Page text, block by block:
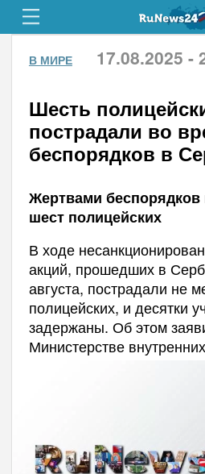
В МИРЕ 17.08.2025 -
Шесть
пострадали во
беспорядков в
Жертвами беспорядков
шест полицейских
В ходе
акций, прошедших в
августа, пострадали не
полицейских, и десятки
задержаны. Об этом
Министерстве